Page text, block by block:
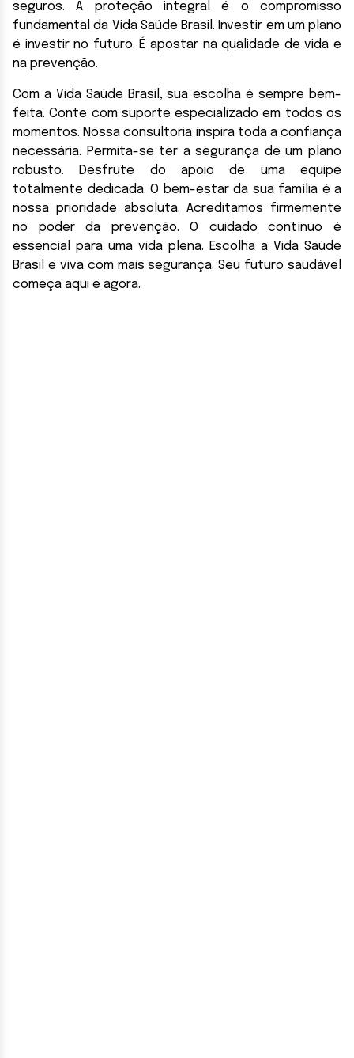
seguros. A proteção integral é o compromisso
fundamental da Vida Saúde Brasil. Investir em um plano
é investir no futuro. É apostar na qualidade de vida e
na prevenção.
Com a Vida Saúde Brasil, sua escolha é sempre bem-
feita. Conte com suporte especializado em todos os
momentos. Nossa consultoria inspira toda a confiança
necessária. Permita-se ter a segurança de um plano
robusto. Desfrute do apoio de uma equipe
totalmente dedicada. O bem-estar da sua família é a
nossa prioridade absoluta. Acreditamos firmemente
no poder da prevenção. O cuidado contínuo é
essencial para uma vida plena. Escolha a Vida Saúde
Brasil e viva com mais segurança. Seu futuro saudável
começa aqui e agora.